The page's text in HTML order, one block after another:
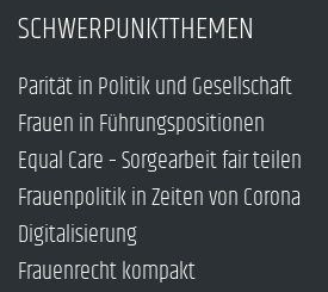
SCHWERPUNKTTHEMEN
Parität in Politik und Gesellschaft
Frauen in Führungspositionen
Equal Care – Sorgearbeit fair teilen
Frauenpolitik in Zeiten von Corona
Digitalisierung
Frauenrecht kompakt